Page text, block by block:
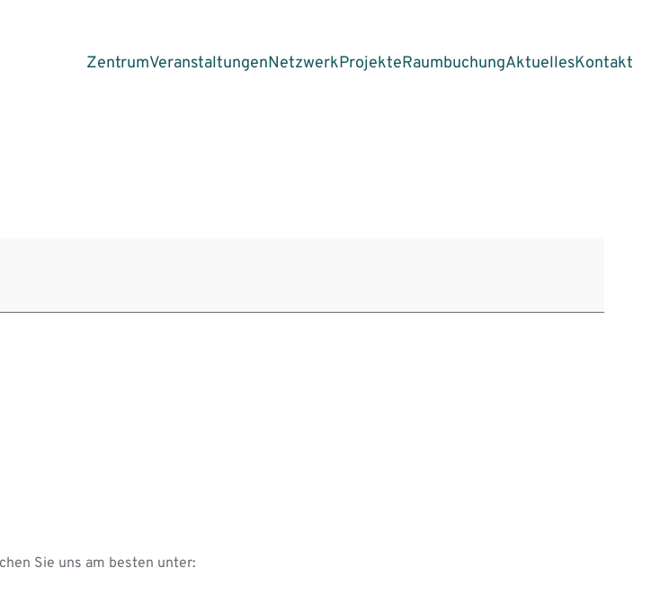
ZentrumVeranstaltungenNetzwerkProjekteRaumbuchungAktuellesKontakt
Sie uns am besten unter: